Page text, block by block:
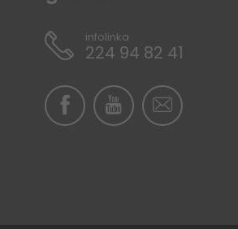
infolinka
224 94 82 41